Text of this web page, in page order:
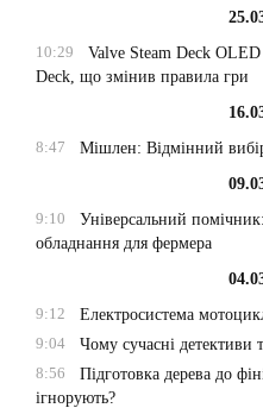
10:29
Valve Steam Deck
Deck, що змінив правила гри
8:47
Мішлен: Відмінний
9:10
Універсальний
обладнання для фермера
9:12
Електросистема
9:04
Чому сучасні детективи
8:56
Підготовка дерева до
ігнорують?